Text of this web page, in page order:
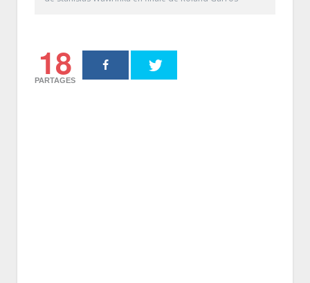
18
PARTAGES